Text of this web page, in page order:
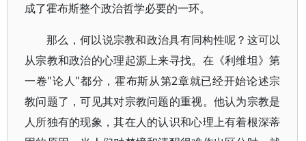
成了霍布斯整个政治哲学必要的一环。
那么，何以说宗教和政治具有同构性呢？这可以
从宗教和政治的心理起源上来寻找。在《利维坦》第
一卷"论人"都分，霍布斯从第2章就已经开始论述宗
教问题了，可见其对宗教问题的重视。他认为宗教是
人所独有的现象，其在人的认识和心理上有着根深蒂